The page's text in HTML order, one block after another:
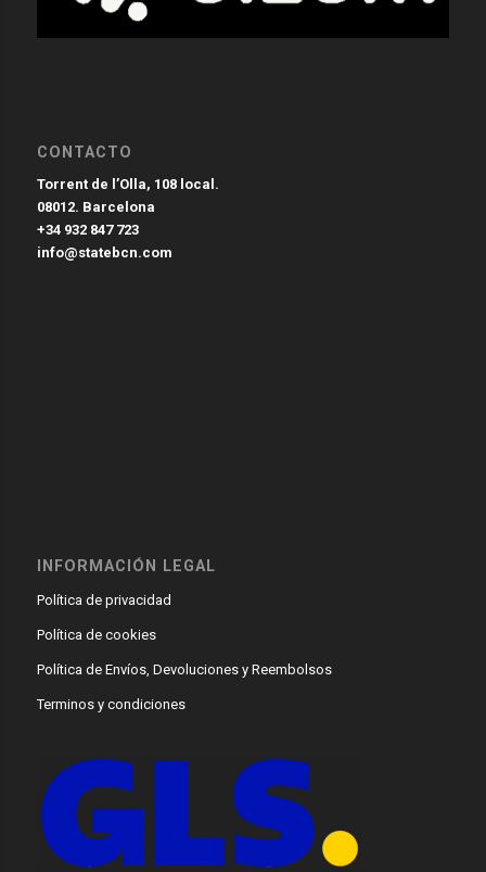
CONTACTO
Torrent de l’Olla, 108 local.
08012. Barcelona
+34 932 847 723
info@statebcn.com
INFORMACIÓN LEGAL
Política de privacidad
Política de cookies
Política de Envíos, Devoluciones y Reembolsos
Terminos y condiciones